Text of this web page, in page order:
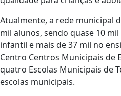
Atualmente, a rede municipal
mil alunos, sendo quase 10
infantil e mais de 37 mil no
Centro Centros Municipais de
quatro Escolas Municipais de
escolas municipais.